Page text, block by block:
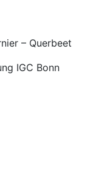
– Querbeet
IGC Bonn